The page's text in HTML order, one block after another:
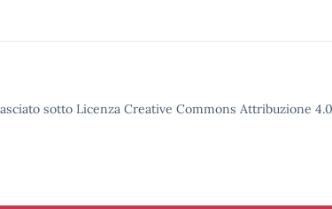
sotto Licenza Creative Commons Attribuzione